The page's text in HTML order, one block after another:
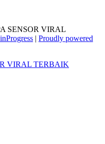
SENSOR VIRAL
| Proudly powered
VIRAL TERBAIK